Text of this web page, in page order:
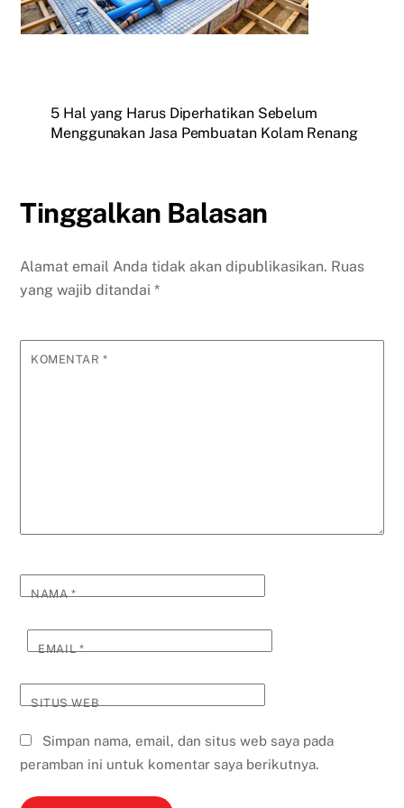
5 Hal yang Harus Diperhatikan Sebelum
Menggunakan Jasa Pembuatan Kolam Renang
Tinggalkan Balasan
Alamat email Anda tidak akan dipublikasikan. Ruas
yang wajib ditandai*
KOMENTAR*
NAMA*
EMAIL*
SITUS WEB
Simpan nama, email, dan situs web saya pada
peramban ini untuk komentar saya berikutnya.